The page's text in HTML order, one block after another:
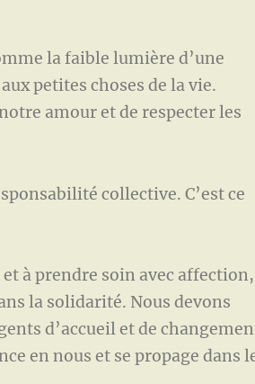
la faible lumière d’une
petites choses de la vie.
amour et de respecter les
collective. C’est ce
à prendre soin avec affection,
la solidarité. Nous devons
d’accueil et de
en nous et se propage dans